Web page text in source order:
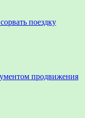
поездку
продвижения